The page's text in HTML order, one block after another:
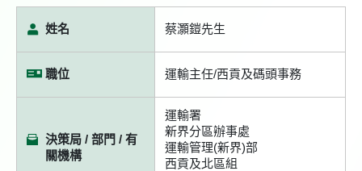
姓名 蔡灝鎧先生
職位 運輸主任/西貢及碼頭事務
決策局 / 部門 / 有
關機構
運輸署
新界分區辦事處
運輸管理(新界)部
西貢及北區組